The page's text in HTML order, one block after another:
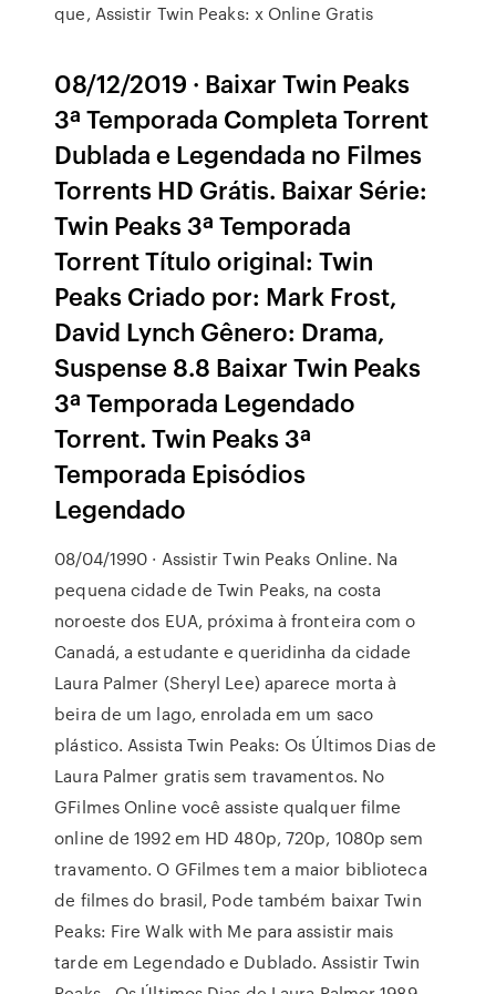
que, Assistir Twin Peaks: x Online Gratis
08/12/2019 · Baixar Twin Peaks
3ª Temporada Completa Torrent
Dublada e Legendada no Filmes
Torrents HD Grátis. Baixar Série:
Twin Peaks 3ª Temporada
Torrent Título original: Twin
Peaks Criado por: Mark Frost,
David Lynch Gênero: Drama,
Suspense 8.8 Baixar Twin Peaks
3ª Temporada Legendado
Torrent. Twin Peaks 3ª
Temporada Episódios
Legendado
08/04/1990 · Assistir Twin Peaks Online. Na
pequena cidade de Twin Peaks, na costa
noroeste dos EUA, próxima à fronteira com o
Canadá, a estudante e queridinha da cidade
Laura Palmer (Sheryl Lee) aparece morta à
beira de um lago, enrolada em um saco
plástico. Assista Twin Peaks: Os Últimos Dias de
Laura Palmer gratis sem travamentos. No
GFilmes Online você assiste qualquer filme
online de 1992 em HD 480p, 720p, 1080p sem
travamento. O GFilmes tem a maior biblioteca
de filmes do brasil, Pode também baixar Twin
Peaks: Fire Walk with Me para assistir mais
tarde em Legendado e Dublado. Assistir Twin